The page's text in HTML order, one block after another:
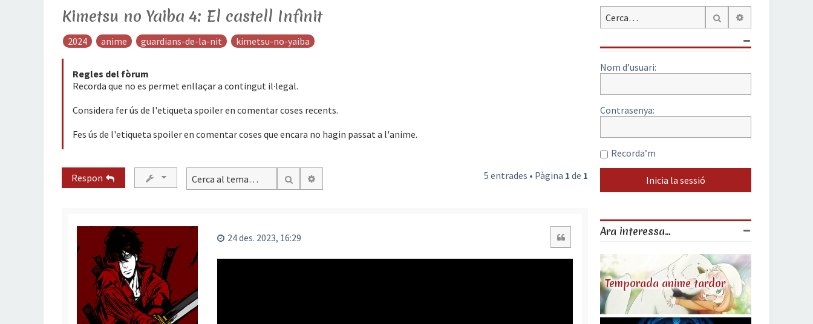
Kimetsu no Yaiba 4: El castell Infinit
2024 anime guardians-de-la-nit kimetsu-no-yaiba
Regles del fòrum
Recorda que no es permet enllaçar a contingut il·legal.
Considera fer ús de l'etiqueta spoiler en comentar coses recents.
Fes ús de l'etiqueta spoiler en comentar coses que encara no hagin passat a l'anime.
Respon Cerca 5 entrades • Pàgina 1 de 1
24 des. 2023, 16:29
Cerca
Nom d’usuari:
Contrasenya:
Recorda’m
Ara interessa...
Temporada anime tardor